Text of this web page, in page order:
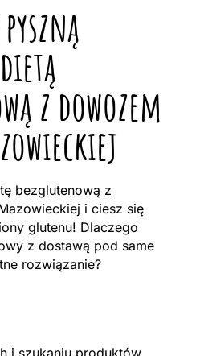
z dowozem
bezglutenową z
i ciesz się
glutenu! Dlaczego
z dostawą pod same
rozwiązanie?
i szukaniu produktów